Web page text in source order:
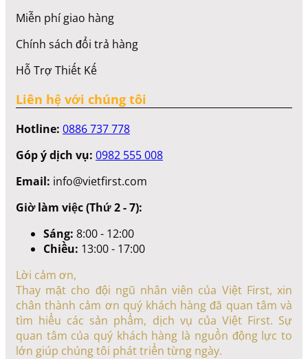
Miễn phí giao hàng
Chính sách đổi trả hàng
Hỗ Trợ Thiết Kế
Liên hệ với chúng tôi
Hotline: 0886 737 778
Góp ý dịch vụ: 0982 555 008
Email: info@vietfirst.com
Giờ làm việc (Thứ 2 - 7):
Sáng: 8:00 - 12:00
Chiều: 13:00 - 17:00
Lời cảm ơn,
Thay mặt cho đội ngũ nhân viên của Việt First, xin
chân thành cảm ơn quý khách hàng đã quan tâm và
tìm hiểu các sản phẩm, dịch vụ của Việt First. Sự
quan tâm của quý khách hàng là nguồn động lực to
lớn giúp chúng tôi phát triển từng ngày.